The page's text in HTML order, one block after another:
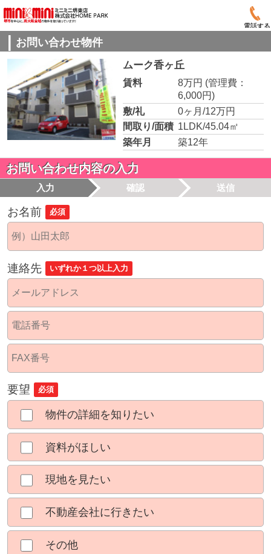
電話する
お問い合わせ物件
ムーク香ヶ丘
賃料 8万円 (管理費：
6,000円)
敷/礼
0ヶ月/12万円
間取り/面積 1LDK/45.04㎡
築年月
築12年
お問い合わせ内容の入力
入力 確認 送信
お名前 必須
連絡先 いずれか１つ以上入力
要望 必須
物件の詳細を知りたい
資料がほしい
現地を見たい
不動産会社に行きたい
その他